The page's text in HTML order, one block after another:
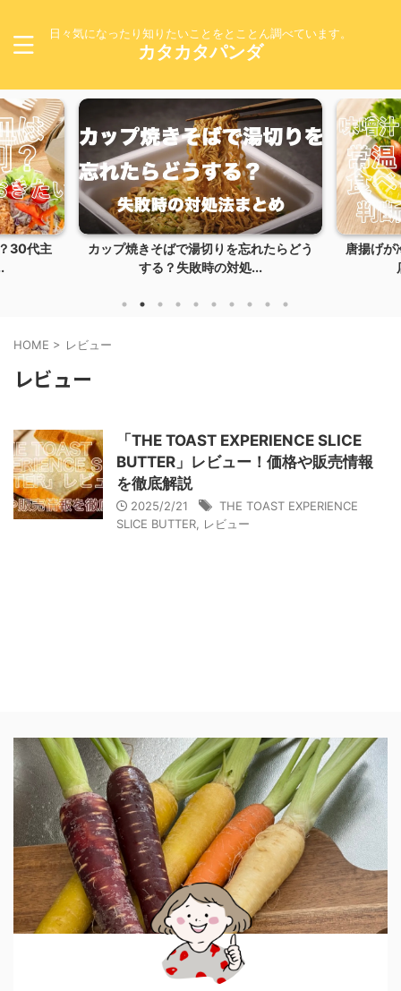
日々気になったり知りたいことをとことん調べています。
カタカタパンダ
カップ焼きそばで湯切りを忘れたらどう
する？失敗時の対処...
唐揚げが冷めるとまず
店のように
HOME > レビュー
レビュー
「THE TOAST EXPERIENCE SLICE
BUTTER」レビュー！価格や販売情報
を徹底解説
2025/2/21
THE TOAST EXPERIENCE
SLICE BUTTER
レビュー